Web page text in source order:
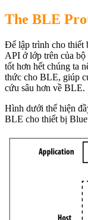
The BLE
Để lập trình cho thiết
API ở lớp trên của
tốt hơn hết chúng ta
thức cho BLE, giúp
cứu sâu hơn về BLE.
Hình dưới thể hiện
BLE cho thiết bị